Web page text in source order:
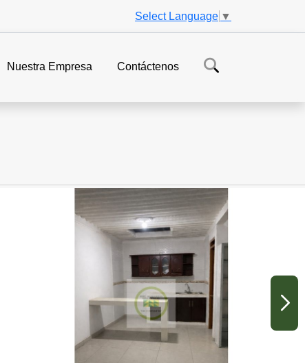
Select Language ▼
Nuestra Empresa Contáctenos